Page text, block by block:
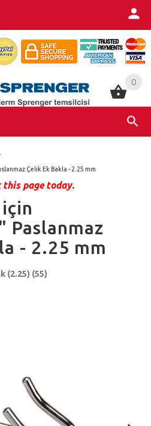
0
0
Çelik Ek Bakla - 2.25 mm
page today.
için
- 2.25 mm
(2.25) (55)